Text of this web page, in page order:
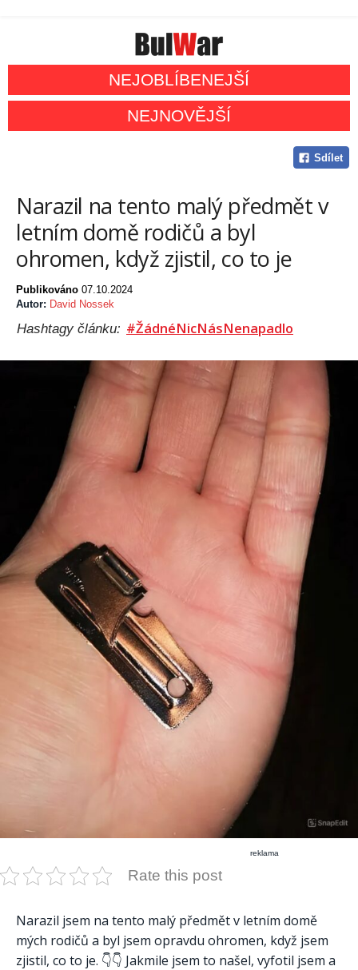
NEJOBLÍBENEJŠÍ
NEJNOVĚJŠÍ
Sdílet
Narazil na tento malý předmět v
letním domě rodičů a byl
ohromen, když zjistil, co to je
Publikováno 07.10.2024
Autor: David Nossek
Hashtagy článku: #ŽádnéNicNásNenapadlo
reklama
Rate this post
Narazil jsem na tento malý předmět v letním domě
mých rodičů a byl jsem opravdu ohromen, když jsem
zjistil, co to je. 👇👇 Jakmile jsem to našel, vyfotil jsem a